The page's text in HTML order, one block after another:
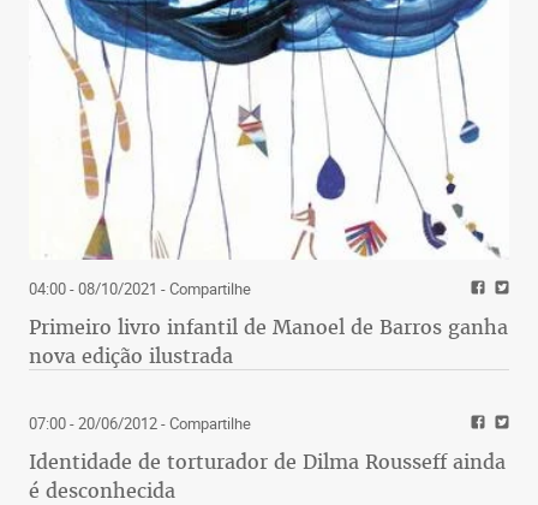
04:00 - 08/10/2021 - Compartilhe
Primeiro livro infantil de Manoel de Barros ganha
nova edição ilustrada
07:00 - 20/06/2012- Compartilhe
Identidade de torturador de Dilma Rousseff ainda
é desconhecida